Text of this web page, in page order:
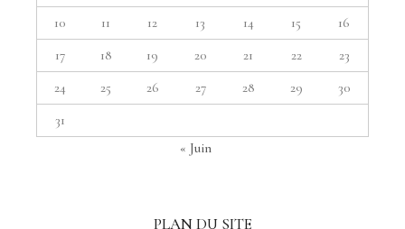
10
11 12 13 14 15
16
17
18 19 20 21 22
23
24
25 26 27 28 29
30
31
« Juin
PLAN DU SITE